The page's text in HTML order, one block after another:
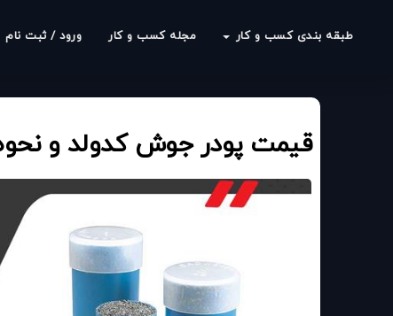
طبقه بندی کسب و کار مجله کسب و کار ورود / ثبت نام
قیمت پودر جوش کدولد و